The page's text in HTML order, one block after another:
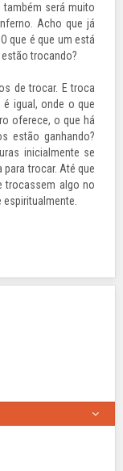
também será muito
Acho que já
que é que um está
trocando?
de trocar. E troca
igual, onde o que
oferece, o que há
estão ganhando?
inicialmente se
para trocar. Até que
trocassem algo no